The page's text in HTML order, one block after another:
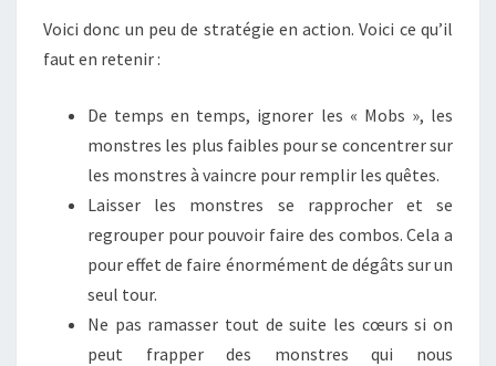
Voici donc un peu de stratégie en action. Voici ce qu’il
faut en retenir :
De temps en temps, ignorer les « Mobs », les
monstres les plus faibles pour se concentrer sur
les monstres à vaincre pour remplir les quêtes.
Laisser les monstres se rapprocher et se
regrouper pour pouvoir faire des combos. Cela a
pour effet de faire énormément de dégâts sur un
seul tour.
Ne pas ramasser tout de suite les cœurs si on
peut frapper des monstres qui nous